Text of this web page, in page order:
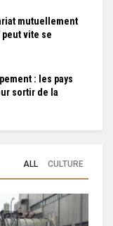
mutuellement
peut vite se
: les pays
sortir de la
ALL CULTURE